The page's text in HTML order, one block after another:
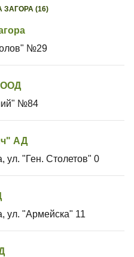
(16)
№29
№84
АД
ул. "Ген. Столетов" 0
ул. "Армейска" 11